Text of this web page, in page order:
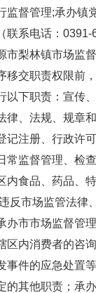
监督管理;承办镇
联系电话：0391-
市梨林镇市场监
移交职责权限前
以下职责：宣传
律、法规、规章
记注册、行政许
常监督管理、检
内食品、药品、
反市场监管法律
办市市场监督管
区内消费者的咨
事件的应急处置
的其他职责；承